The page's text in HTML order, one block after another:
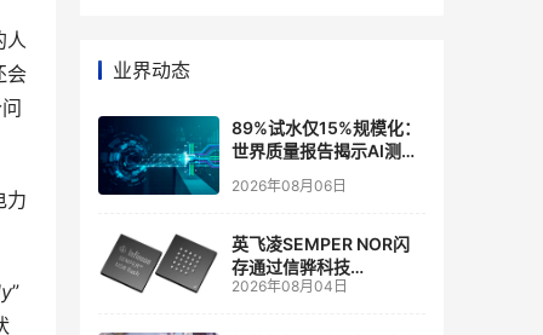
人
会
力
”
业界动态
89%试水仅15%规模化：
世界质量报告揭示AI测
试"落地鸿沟"
2026年08月06日
英飞凌SEMPER NOR闪
存通过信骅科技
AST2700 BMC认证，全
2026年08月04日